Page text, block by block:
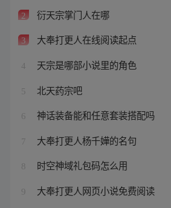
2 衍天宗掌门人在哪
3 大奉打更人在线阅读起点
4 天宗是哪部小说里的角色
5 北天药宗吧
6 神话装备能和任意套装搭配吗
7 大奉打更人杨千嬅的名句
8 时空神域礼包码怎么用
9 大奉打更人网页小说免费阅读